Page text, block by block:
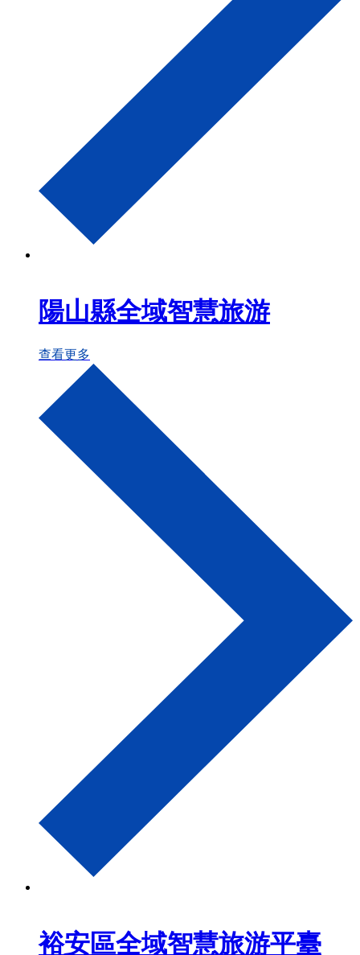
陽山縣全域智慧旅游
查看更多
裕安區全域智慧旅游平臺